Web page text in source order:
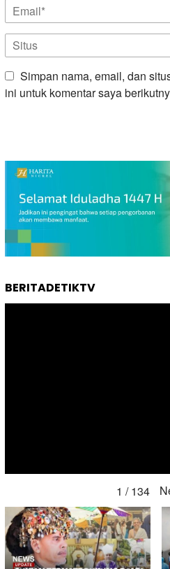
Simpan nama, email, dan
ini untuk komentar saya
BERITADETIKTV
1 / 134